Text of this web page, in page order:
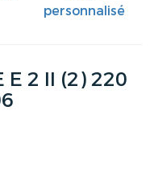
personnalisé
E 2 II (2) 220